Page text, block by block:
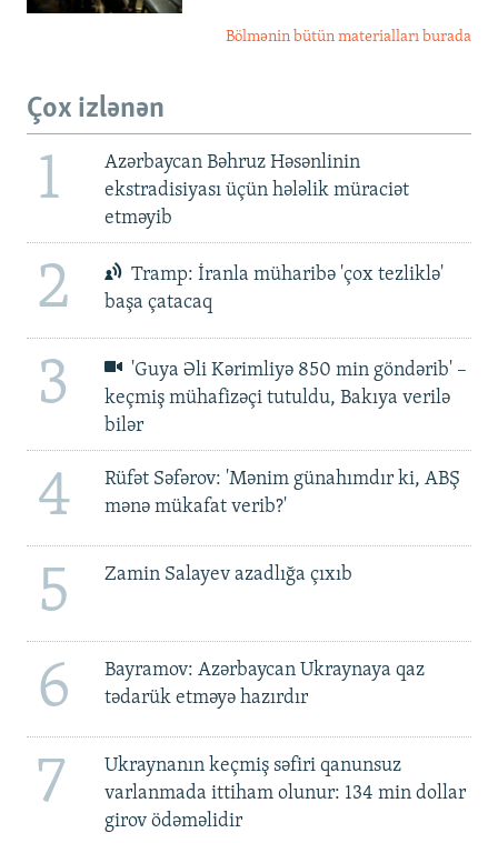
Bölmənin bütün materialları burada
Çox izlənən
1
Azərbaycan Bəhruz Həsənlinin
ekstradisiyası üçün hələlik müraciət
etməyib
2
Tramp: İranla müharibə 'çox tezliklə'
başa çatacaq
3
'Guya Əli Kərimliyə 850 min göndərib' –
keçmiş mühafizəçi tutuldu, Bakıya verilə
bilər
4
Rüfət Səfərov: 'Mənim günahımdır ki, ABŞ
mənə mükafat verib?'
5 Zamin Salayev azadlığa çıxıb
6
Bayramov: Azərbaycan Ukraynaya qaz
tədarük etməyə hazırdır
7
Ukraynanın keçmiş səfiri qanunsuz
varlanmada ittiham olunur: 134 min dollar
girov ödəməlidir